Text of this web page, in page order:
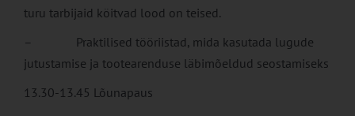
turu tarbijaid köitvad lood on teised.
– Praktilised tööriistad, mida kasutada lugude
jutustamise ja tootearenduse läbimõeldud seostamiseks
13.30-13.45 Lõunapaus